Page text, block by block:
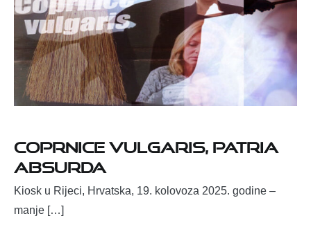
Coprnice vulgaris, patria
absurda
Kiosk u Rijeci, Hrvatska, 19. kolovoza 2025. godine –
manje […]